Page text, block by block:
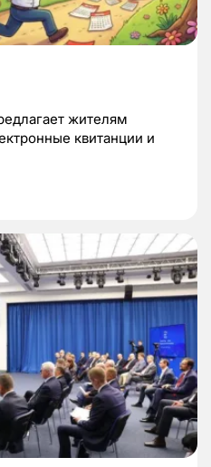
жителям
квитанции и